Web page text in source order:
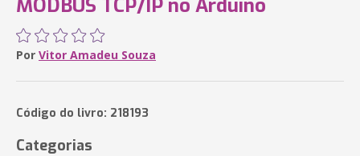
MODBUS TCP/IP no Arduino
Por Vitor Amadeu Souza
Código do livro: 218193
Categorias